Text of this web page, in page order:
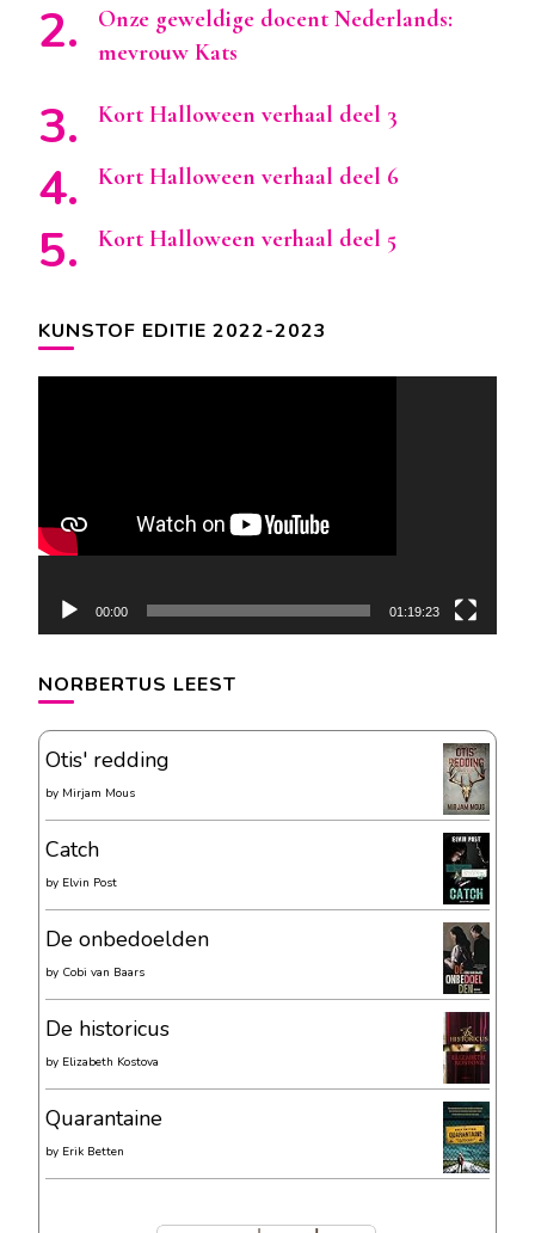
Onze geweldige docent Nederlands:
mevrouw Kats
Kort Halloween verhaal deel 3
Kort Halloween verhaal deel 6
Kort Halloween verhaal deel 5
KUNSTOF EDITIE 2022-2023
00:00 01:19:23
NORBERTUS LEEST
Otis' redding
by Mirjam Mous
Catch
by Elvin Post
De onbedoelden
by Cobi van Baars
De historicus
by Elizabeth Kostova
Quarantaine
by Erik Betten